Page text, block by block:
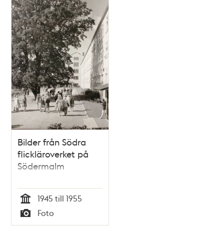
poster
och
teman
Bilder från Södra
flickläroverket på
Södermalm
Tid
1945 till 1955
Typ
Foto